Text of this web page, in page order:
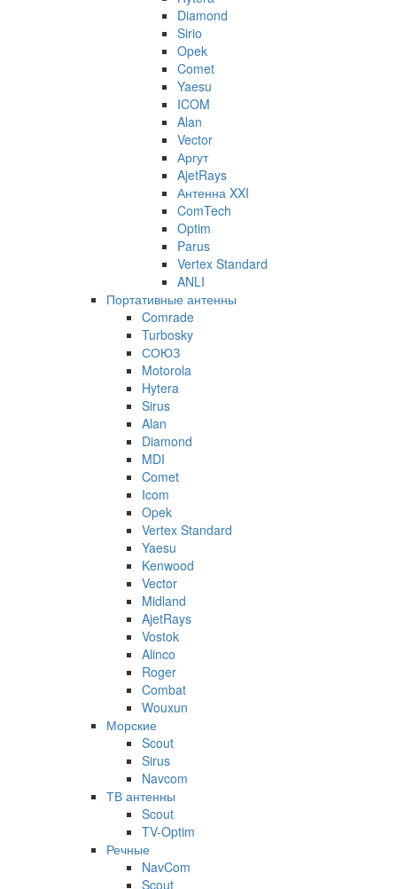
Diamond
Sirio
Opek
Comet
Yaesu
ICOM
Alan
Vector
Аргут
AjetRays
Антенна XXI
ComTech
Optim
Parus
Vertex Standard
ANLI
Портативные антенны
Comrade
Turbosky
СОЮЗ
Motorola
Hytera
Sirus
Alan
Diamond
MDI
Comet
Icom
Opek
Vertex Standard
Yaesu
Kenwood
Vector
Midland
AjetRays
Vostok
Alinco
Roger
Combat
Wouxun
Морские
Scout
Sirus
Navcom
ТВ антенны
Scout
TV-Optim
Речные
NavCom
Scout